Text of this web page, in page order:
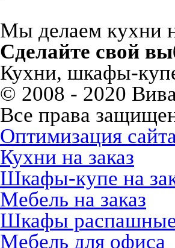
Мы делаем кухни
Сделайте свой
Кухни, шкафы-
© 2008 - 2020
Все права
Оптимизация
Кухни на заказ
Шкафы-купе на
Мебель на заказ
Шкафы
Мебель для офиса